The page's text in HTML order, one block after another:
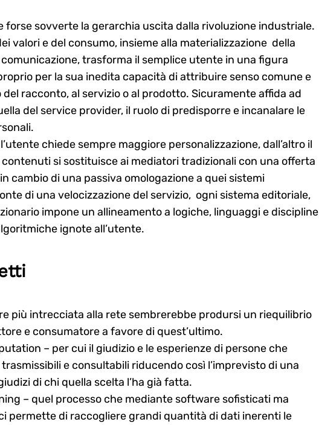
forse sovverte la gerarchia uscita dalla rivoluzione industriale.
valori e del consumo, insieme alla materializzazione della
trasforma il semplice utente in una figura
per la sua inedita capacità di attribuire senso comune e
del racconto, al servizio o al prodotto. Sicuramente affida ad
del service provider, il ruolo di predisporre e incanalare le
chiede sempre maggiore personalizzazione, dall’altro il
si sostituisce ai mediatori tradizionali con una offerta
cambio di una passiva omologazione a quei sistemi
di una velocizzazione del servizio, ogni sistema editoriale,
impone un allineamento a logiche, linguaggi e discipline
ignote all’utente.
più intrecciata alla rete sembrerebbe prodursi un riequilibrio
e consumatore a favore di quest’ultimo.
– per cui il giudizio e le esperienze di persone che
e consultabili riducendo così l’imprevisto di una
di chi quella scelta l’ha già fatta.
– quel processo che mediante software sofisticati ma
permette di raccogliere grandi quantità di dati inerenti le